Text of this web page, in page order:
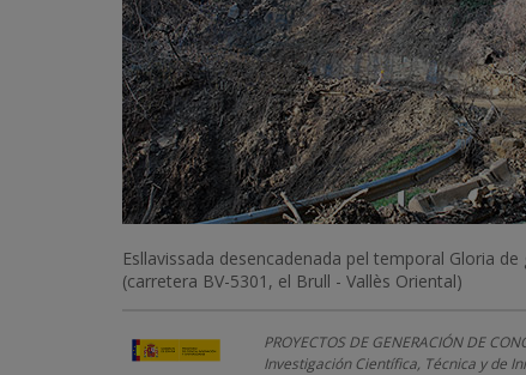
Esllavissada desencadenada pel temporal Gloria de
(carretera BV-5301, el Brull - Vallès Oriental)
PROYECTOS DE GENERACIÓN DE
Investigación Científica, Técnica y de